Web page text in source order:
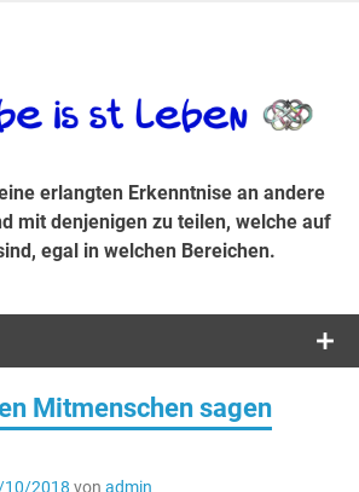
egal in welchen Bereichen.
erlangten Erkenntnise an andere
mit denjenigen zu teilen, welche auf
egal in welchen Bereichen.
Mitmenschen sagen
10/2018 von admin